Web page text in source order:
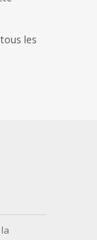
les